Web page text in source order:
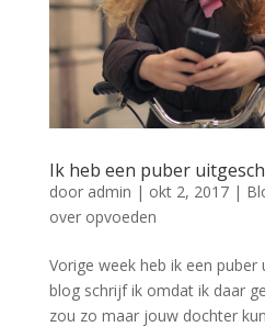
Ik heb een puber
door admin | okt 2, 2017|
over opvoeden
Vorige week heb ik een puber
blog schrijf ik omdat ik daar
zou zo maar jouw dochter